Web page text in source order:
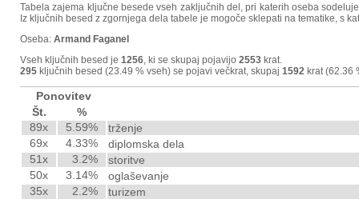
Tabela zajema ključne besede vseh zaključnih del, pri katerih oseba
Iz ključnih besed z zgornjega dela tabele je mogoče sklepati na tematike, s
Oseba: Armand Faganel
Vseh ključnih besed je 1256 , ki se skupaj pojavijo 2553 krat.
295 ključnih besed (23.49 % vseh) se pojavi večkrat, skupaj 1592 krat (62.36
Ponovitev
Št.
%
89x
5.59%
trženje
69x
4.33%
diplomska dela
51x
3.2%
storitve
50x
3.14%
oglaševanje
35x
2.2%
turizem